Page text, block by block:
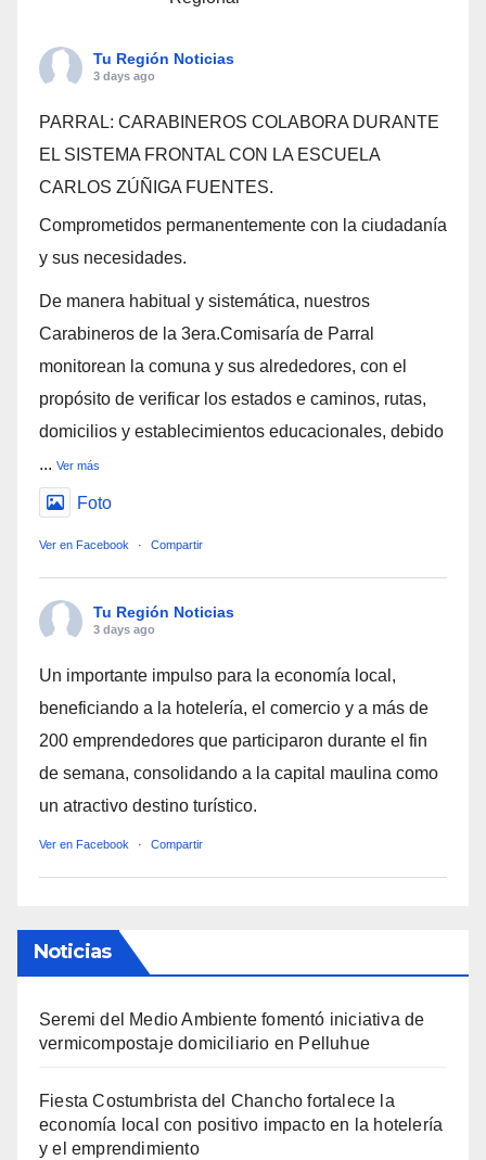
Tu Región Noticias
3 days ago
PARRAL: CARABINEROS COLABORA DURANTE
EL SISTEMA FRONTAL CON LA ESCUELA
CARLOS ZÚÑIGA FUENTES.
Comprometidos permanentemente con la ciudadanía
y sus necesidades.
De manera habitual y sistemática, nuestros
Carabineros de la 3era.Comisaría de Parral
monitorean la comuna y sus alrededores, con el
propósito de verificar los estados e caminos, rutas,
domicilios y establecimientos educacionales, debido
... Ver más
Foto
Ver en Facebook · Compartir
Tu Región Noticias
3 days ago
Un importante impulso para la economía local,
beneficiando a la hotelería, el comercio y a más de
200 emprendedores que participaron durante el fin
de semana, consolidando a la capital maulina como
un atractivo destino turístico.
Ver en Facebook · Compartir
Noticias
Seremi del Medio Ambiente fomentó iniciativa de
vermicompostaje domiciliario en Pelluhue
Fiesta Costumbrista del Chancho fortalece la
economía local con positivo impacto en la hotelería
y el emprendimiento